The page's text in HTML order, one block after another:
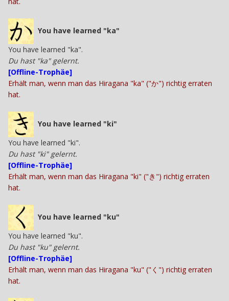
You have learned "ka"
You have learned "ka".
Du hast "ka" gelernt.
[Offline-Trophäe]
Erhält man, wenn man das Hiragana "ka" ("か") richtig erraten
hat.
You have learned "ki"
You have learned "ki".
Du hast "ki" gelernt.
[Offline-Trophäe]
Erhält man, wenn man das Hiragana "ki" ("き") richtig erraten
hat.
You have learned "ku"
You have learned "ku".
Du hast "ku" gelernt.
[Offline-Trophäe]
Erhält man, wenn man das Hiragana "ku" ("く") richtig erraten
hat.